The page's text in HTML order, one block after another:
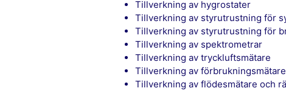
tillverkning av hygrostater
tillverkning av styrutrustning för
tillverkning av styrutrustning för
tillverkning av spektrometrar
tillverkning av tryckluftsmätare
tillverkning av
tillverkning av flödesmätare och